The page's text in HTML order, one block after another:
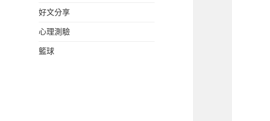
好文分享
心理測驗
籃球